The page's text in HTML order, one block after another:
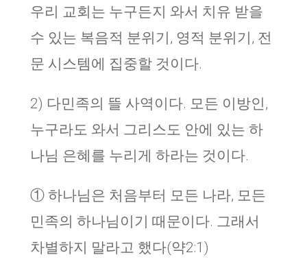
우리 교회는 누구든지 와서 치유 받을
수 있는 복음적 분위기, 영적 분위기, 전
문 시스템에 집중할 것이다.
2) 다민족의 뜰 사역이다. 모든 이방인,
누구라도 와서 그리스도 안에 있는 하
나님 은혜를 누리게 하라는 것이다.
① 하나님은 처음부터 모든 나라, 모든
민족의 하나님이기 때문이다. 그래서
차별하지 말라고 했다(약2:1)